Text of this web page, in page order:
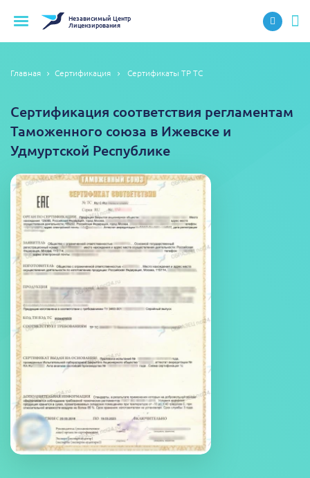
НезависимыйЦентр
Лицензирования
Главная Сертификация Сертификаты ТР ТС
Сертификация соответствия регламентам
Таможенного союза в Ижевске и
Удмуртской Республике